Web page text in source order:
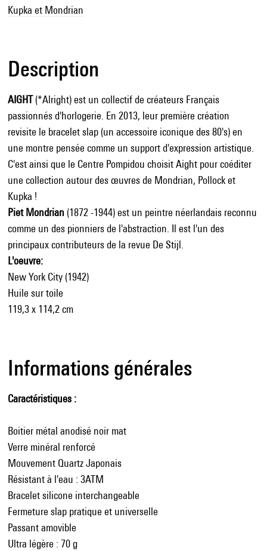
Kupka et Mondrian
Description
AIGHT(*Alright) est un collectif de créateurs Français
passionnés d'horlogerie. En 2013, leur première création
revisite le bracelet slap (un accessoire iconique des 80's) en
une montre pensée comme un support d'expression artistique.
C'est ainsi que le Centre Pompidou choisit Aight pour coéditer
une collection autour des œuvres de Mondrian, Pollock et
Kupka !
Piet Mondrian (1872 -1944) est un peintre néerlandais reconnu
comme un des pionniers de l'abstraction. Il est l'un des
principaux contributeurs de la revue De Stijl.
L'oeuvre:
New York City (1942)
Huile sur toile
119,3 x 114,2 cm
Informations générales
Caractéristiques
Boitier métal anodisé noir mat
Verre minéral renforcé
Mouvement Quartz Japonais
Résistant à l'eau : 3ATM
Bracelet silicone interchangeable
Fermeture slap pratique et universelle
Passant amovible
Ultra légère : 70 g